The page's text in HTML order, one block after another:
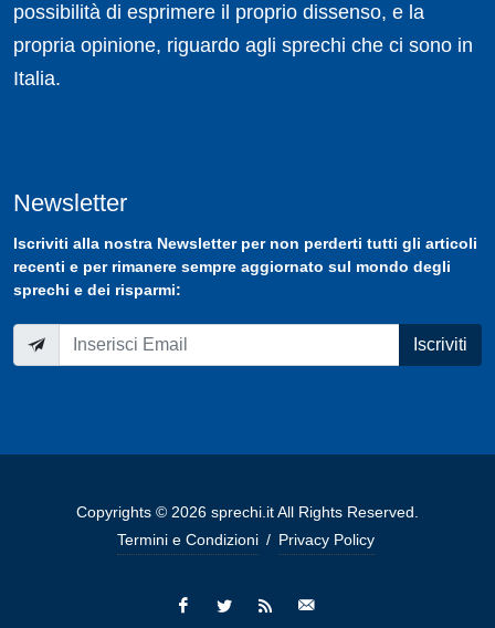
possibilità di esprimere il proprio dissenso, e la
propria opinione, riguardo agli sprechi che ci sono in
Italia.
Newsletter
Iscriviti alla nostra Newsletterper non perderti tutti gli articoli
recenti e per rimanere sempre aggiornato sul mondo degli
sprechi e dei risparmi:
Iscriviti
Copyrights © 2026 sprechi.it All Rights Reserved.
Termini e Condizioni / Privacy Policy